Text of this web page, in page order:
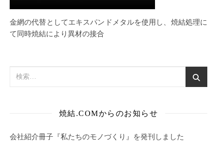
金網の代替としてエキスパンドメタルを使用し、焼結処理に
て同時焼結により異材の接合
焼結.COMからのお知らせ
会社紹介冊子『私たちのモノづくり』を発刊しました